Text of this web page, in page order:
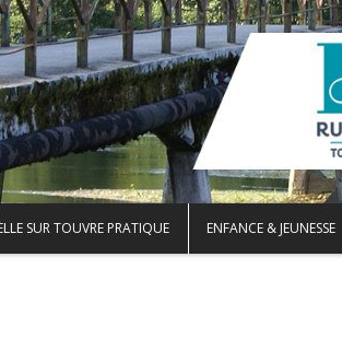
SUR TOUVRE PRATIQUE ENFANCE & JEUNESSE